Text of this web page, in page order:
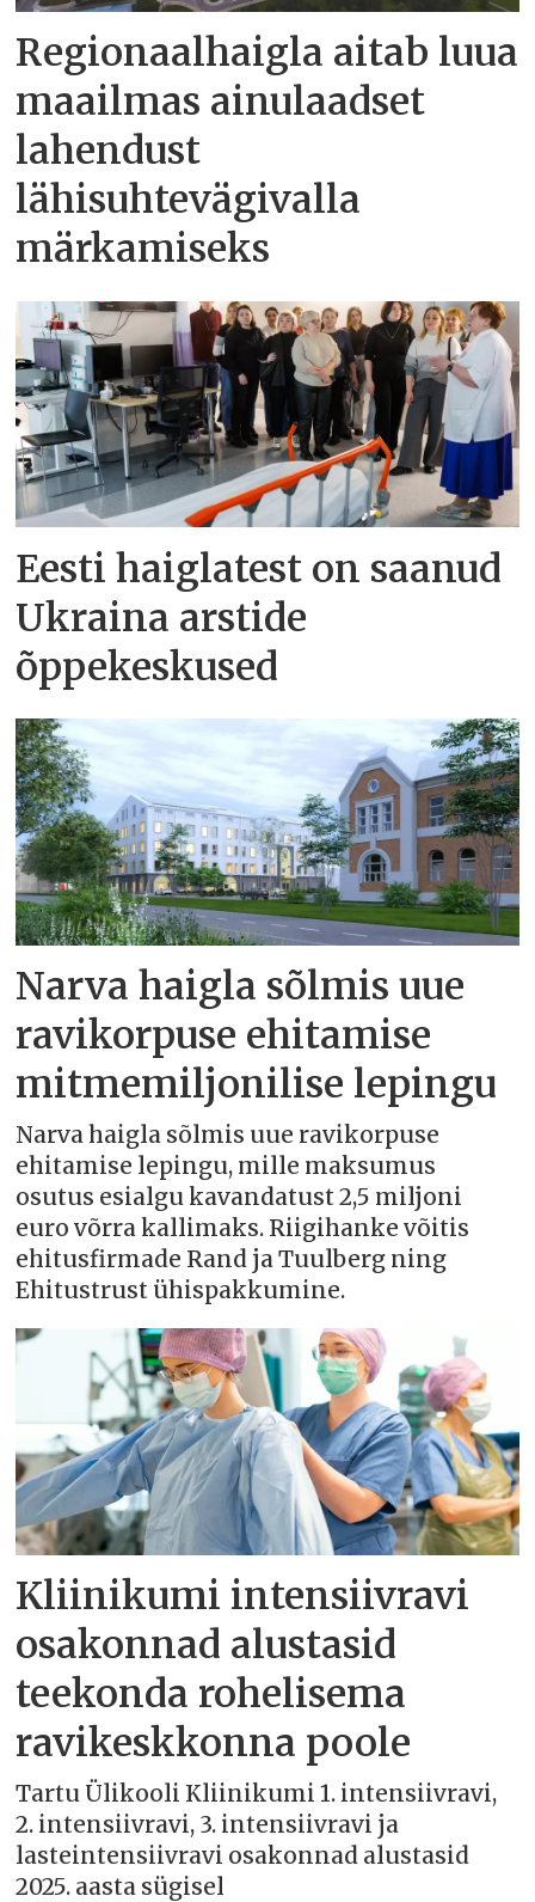
Regionaalhaigla aitab luua
maailmas ainulaadset
lahendust
lähisuhtevägivalla
märkamiseks
Eesti haiglatest on saanud
Ukraina arstide
õppekeskused
Narva haigla sõlmis uue
ravikorpuse ehitamise
mitmemiljonilise lepingu
Narva haigla sõlmis uue ravikorpuse
ehitamise lepingu, mille maksumus
osutus esialgu kavandatust 2,5 miljoni
euro võrra kallimaks. Riigihanke võitis
ehitusfirmade Rand ja Tuulberg ning
Ehitustrust ühispakkumine.
Kliinikumi intensiivravi
osakonnad alustasid
teekonda rohelisema
ravikeskkonna poole
Tartu Ülikooli Kliinikumi 1. intensiivravi,
2. intensiivravi, 3. intensiivravi ja
lasteintensiivravi osakonnad alustasid
2025. aasta sügisel